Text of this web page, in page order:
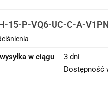
15-P-VQ6-UC-C-A-
w ciągu
3 dni
Dostępność